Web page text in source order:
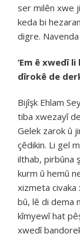
ser milên xwe
keda bi
digre.
‘Em ê xwedî
dîrokê de
Bijîşk Ehlam
tiba xwezayî
Gelek zarok û
çêdikin. Li gel
ilthab, pirbûna
kurm û hemû
xizmeta
bû, lê di dema
kîmyewî hat
xwedî